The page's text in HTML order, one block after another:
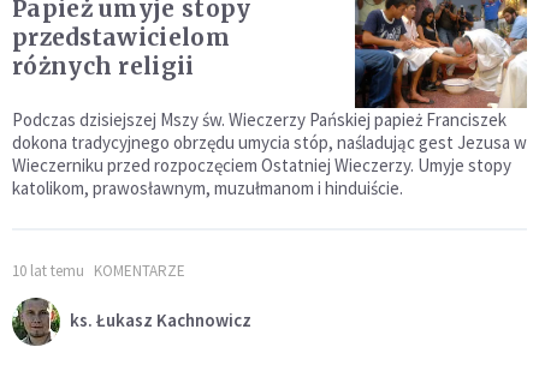
Papież umyje stopy
przedstawicielom
różnych religii
Podczas dzisiejszej Mszy św. Wieczerzy Pańskiej papież Franciszek
dokona tradycyjnego obrzędu umycia stóp, naśladując gest Jezusa w
Wieczerniku przed rozpoczęciem Ostatniej Wieczerzy. Umyje stopy
katolikom, prawosławnym, muzułmanom i hinduiście.
10 lat temu KOMENTARZE
ks. Łukasz Kachnowicz